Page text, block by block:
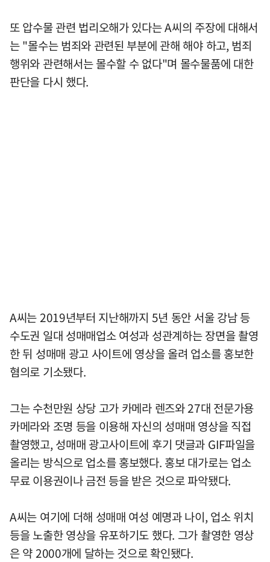
또 압수물 관련 법리오해가 있다는 A씨의 주장에 대해서
는 "몰수는 범죄와 관련된 부분에 관해 해야 하고, 범죄
행위와 관련해서는 몰수할 수 없다"며 몰수물품에 대한
판단을 다시 했다.
A씨는 2019년부터 지난해까지 5년 동안 서울 강남 등
수도권 일대 성매매업소 여성과 성관계하는 장면을 촬영
한 뒤 성매매 광고 사이트에 영상을 올려 업소를 홍보한
혐의로 기소됐다.
그는 수천만원 상당 고가 카메라 렌즈와 27대 전문가용
카메라와 조명 등을 이용해 자신의 성매매 영상을 직접
촬영했고, 성매매 광고사이트에 후기 댓글과 GIF파일을
올리는 방식으로 업소를 홍보했다. 홍보 대가로는 업소
무료 이용권이나 금전 등을 받은 것으로 파악됐다.
A씨는 여기에 더해 성매매 여성 예명과 나이, 업소 위치
등을 노출한 영상을 유포하기도 했다. 그가 촬영한 영상
은 약 2000개에 달하는 것으로 확인됐다.